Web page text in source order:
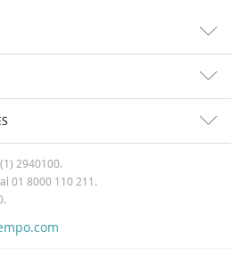
2940100.
01 8000 110 211.